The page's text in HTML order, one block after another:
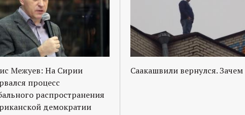
Межуев: На Сирии
процесс
распространения
демократии
Саакашвили вернулся. Зачем